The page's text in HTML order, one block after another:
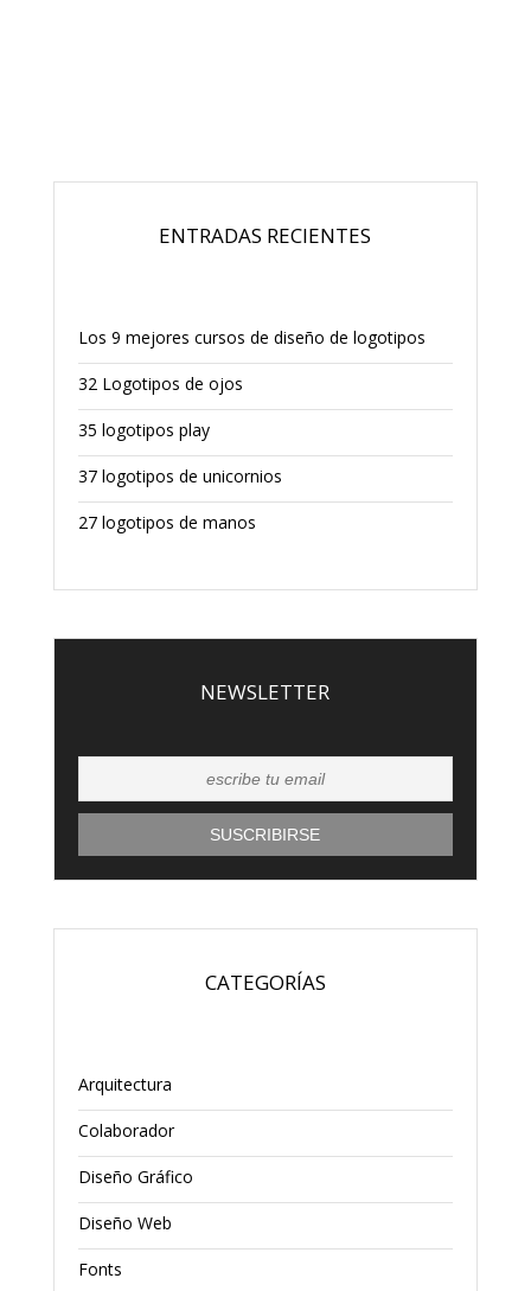
ENTRADAS RECIENTES
Los 9 mejores cursos de diseño de logotipos
32 Logotipos de ojos
35 logotipos play
37 logotipos de unicornios
27 logotipos de manos
NEWSLETTER
CATEGORÍAS
Arquitectura
Colaborador
Diseño Gráfico
Diseño Web
Fonts